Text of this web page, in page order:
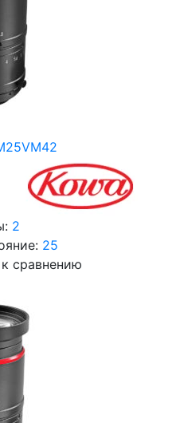
2
25
сравнению